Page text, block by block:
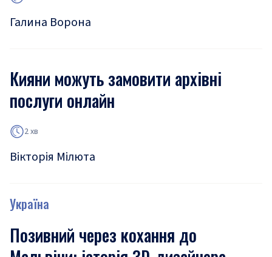
Галина Ворона
Кияни можуть замовити архівні
послуги онлайн
2 хв
Вікторія Мілюта
Україна
Позивний через кохання до